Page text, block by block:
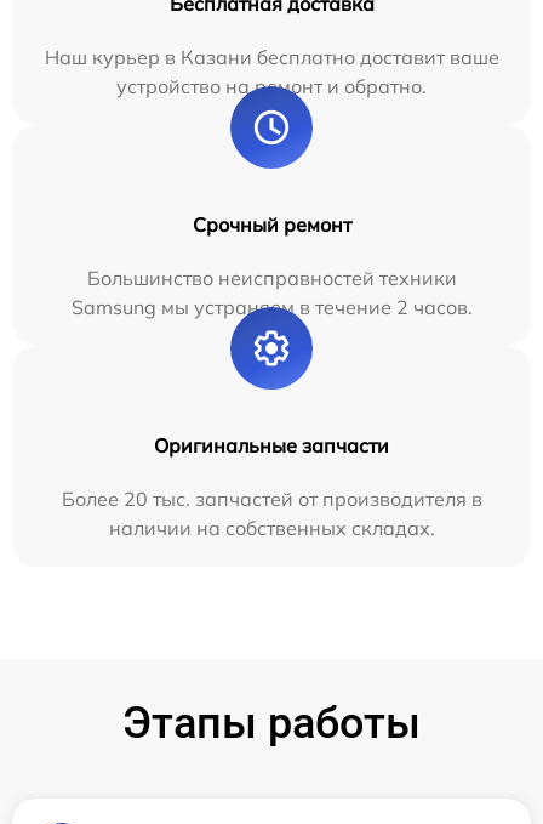
Наш курьер в Казани бесплатно доставит ваше
устройство на ремонт и обратно.
Срочный ремонт
Большинство неисправностей техники
Samsung мы устраняем в течение 2 часов.
Оригинальные запчасти
Более 20 тыс. запчастей от производителя в
наличии на собственных складах.
Этапы работы